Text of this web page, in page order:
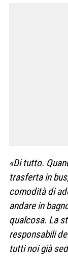
«Di tutto.
trasferta in
comodità di
andare in
qualcosa. La
responsabili
tutti noi già